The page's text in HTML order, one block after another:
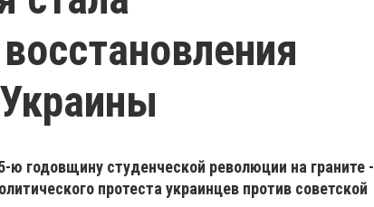
ю годовщину студенческой революции на граните -
протеста украинцев против советской